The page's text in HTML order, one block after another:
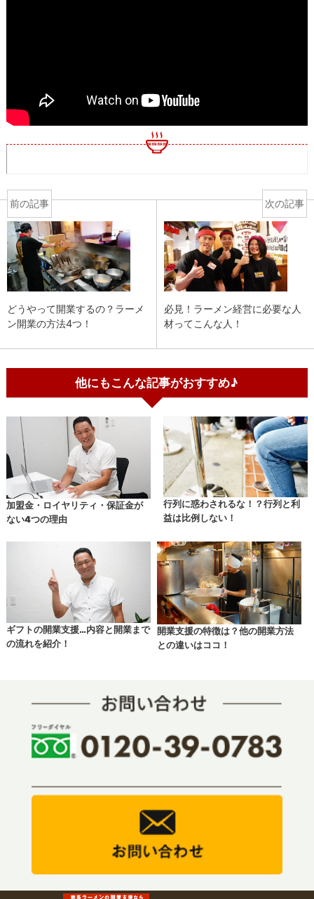
前の記事
どうやって開業するの？ラーメ
ン開業の方法4つ！
次の記事
必見！ラーメン経営に必要な人
材ってこんな人！
他にもこんな記事がおすすめ♪
加盟金・ロイヤリティ・保証金が
ない4つの理由
行列に惑わされるな！？行列と利
益は比例しない！
ギフトの開業支援…内容と開業まで
の流れを紹介！
開業支援の特徴は？他の開業方法
との違いはココ！